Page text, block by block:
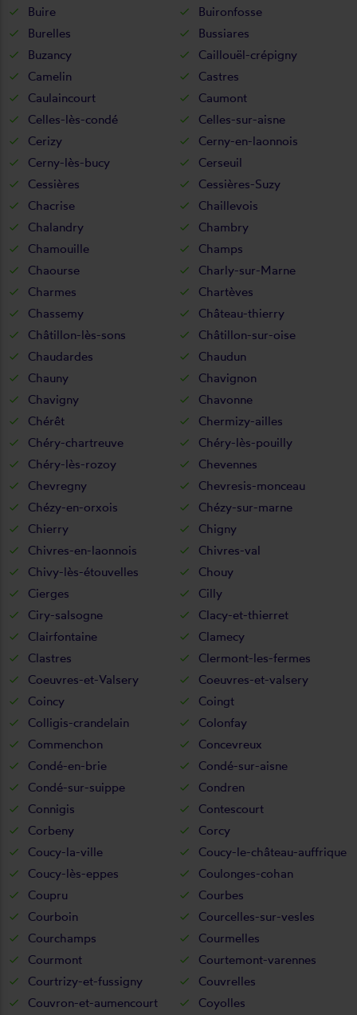
Buire
Buironfosse
Burelles
Bussiares
Buzancy
Caillouël-crépigny
Camelin
Castres
Caulaincourt
Caumont
Celles-lès-condé
Celles-sur-aisne
Cerizy
Cerny-en-laonnois
Cerny-lès-bucy
Cerseuil
Cessières
Cessières-Suzy
Chacrise
Chaillevois
Chalandry
Chambry
Chamouille
Champs
Chaourse
Charly-sur-Marne
Charmes
Chartèves
Chassemy
Château-thierry
Châtillon-lès-sons
Châtillon-sur-oise
Chaudardes
Chaudun
Chauny
Chavignon
Chavigny
Chavonne
Chérêt
Chermizy-ailles
Chéry-chartreuve
Chéry-lès-pouilly
Chéry-lès-rozoy
Chevennes
Chevregny
Chevresis-monceau
Chézy-en-orxois
Chézy-sur-marne
Chierry
Chigny
Chivres-en-laonnois
Chivres-val
Chivy-lès-étouvelles
Chouy
Cierges
Cilly
Ciry-salsogne
Clacy-et-thierret
Clairfontaine
Clamecy
Clastres
Clermont-les-fermes
Coeuvres-et-Valsery
Coeuvres-et-valsery
Coincy
Coingt
Colligis-crandelain
Colonfay
Commenchon
Concevreux
Condé-en-brie
Condé-sur-aisne
Condé-sur-suippe
Condren
Connigis
Contescourt
Corbeny
Corcy
Coucy-la-ville
Coucy-le-château-auffrique
Coucy-lès-eppes
Coulonges-cohan
Coupru
Courbes
Courboin
Courcelles-sur-vesles
Courchamps
Courmelles
Courmont
Courtemont-varennes
Courtrizy-et-fussigny
Couvrelles
Couvron-et-aumencourt
Coyolles